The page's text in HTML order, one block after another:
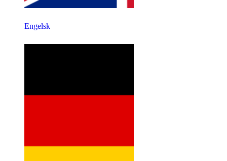
Engelsk